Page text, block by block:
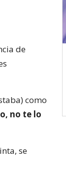
de
como
no te lo
se